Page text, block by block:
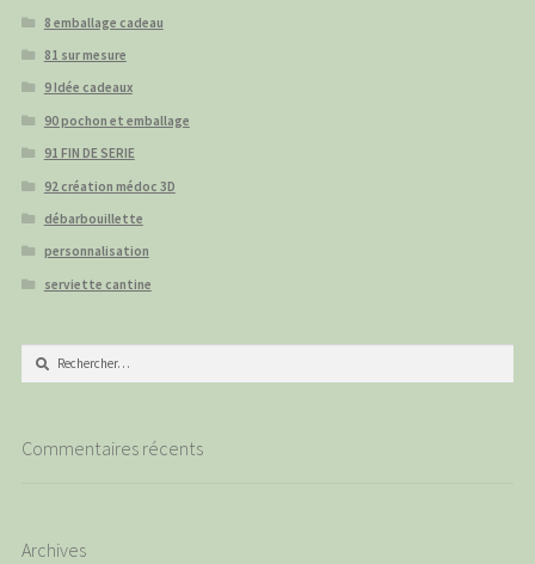
8 emballage cadeau
81 sur mesure
9 Idée cadeaux
90 pochon et emballage
91 FIN DE SERIE
92 création médoc 3D
débarbouillette
personnalisation
serviette cantine
Rechercher :
Commentaires récents
Archives